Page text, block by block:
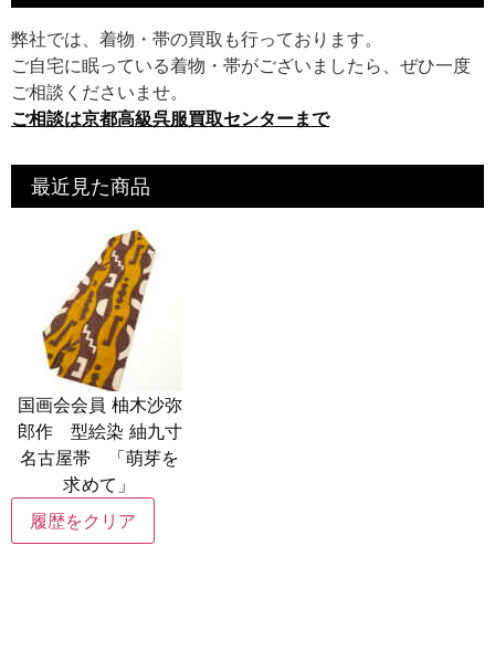
弊社では、着物・帯の買取も行っております。
ご自宅に眠っている着物・帯がございましたら、ぜひ一度
ご相談くださいませ。
ご相談は京都高級呉服買取センターまで
最近見た商品
国画会会員 柚木沙弥
郎作 型絵染 紬九寸
名古屋帯 「萌芽を
求めて」
履歴をクリア